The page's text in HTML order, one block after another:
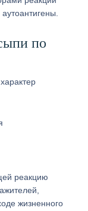
по
реакцию
жизненного